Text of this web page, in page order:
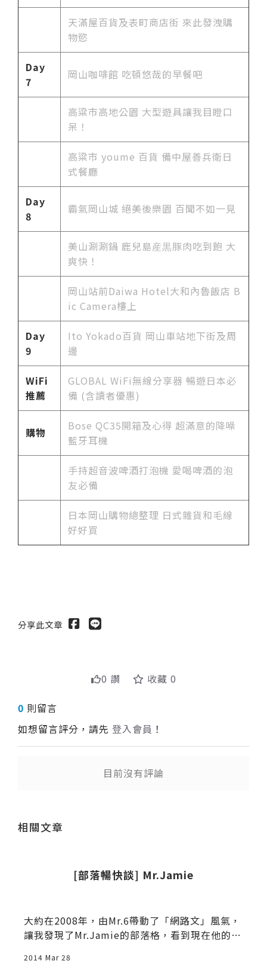
天滿屋百貨及表町商店街 來此發洩購
物慾
Day
7
岡山咖啡館 吃頓悠哉的早餐吧
高粱市高地公園 大型遊具讓我目瞪口
呆！
高粱市 youme 百貨 備中屋善兵衛日
式餐廳
Day
8
霸氣岡山城 絕美後樂園 百聞不如一見
美山涮涮鍋 鹿兒島産黒豚肉吃到飽 大
爽快！
岡山站前Daiwa Hotel大和內魯飯店 B
ic Camera樓上
Day
9
Ito Yokado百貨 岡山車站地下街及周
邊
WiFi
推薦
GLOBAL WiFi無線分享器 暢遊日本必
備 (含讀者優惠)
購物
Bose QC35開箱及心得 超滿意的降噪
藍牙耳機
手持超音波啤酒打泡機 愛喝啤酒的泡
友必備
日本岡山購物總整理 日式雜貨和毛線
好好買
分享此文章
0 讚 收藏 0
0 則留言
如想留言評分，請先 登入會員 ！
目前沒有評論
相關文章
[部落暢快談] Mr.Jamie
大約在2008年，由Mr.6帶動了「網路文」風氣，
讓我發現了Mr.Jamie的部落格，看到現在他的A
灣網路創業的一股重要力量，而這一切都是從一
2014 Mar 28